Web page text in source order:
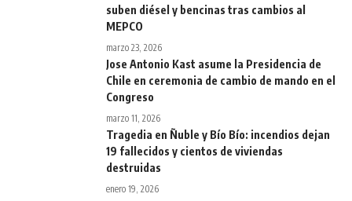
suben diésel y bencinas tras cambios al
MEPCO
marzo 23, 2026
Jose Antonio Kast asume la Presidencia de
Chile en ceremonia de cambio de mando en el
Congreso
marzo 11, 2026
Tragedia en Ñuble y Bío Bío: incendios dejan
19 fallecidos y cientos de viviendas
destruidas
enero 19, 2026